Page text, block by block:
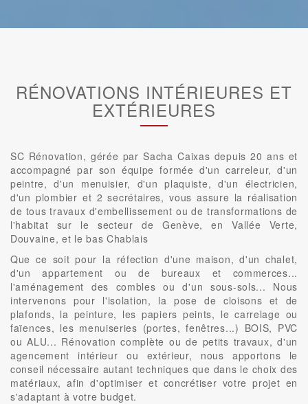
RÉNOVATIONS INTÉRIEURES ET
EXTÉRIEURES
SC Rénovation, gérée par Sacha Caixas depuis 20 ans et
accompagné par son équipe formée d'un carreleur, d'un
peintre, d'un menuisier, d'un plaquiste, d'un électricien,
d'un plombier et 2 secrétaires, vous assure la réalisation
de tous travaux d'embellissement ou de transformations de
l'habitat sur le secteur de Genève, en Vallée Verte,
Douvaine, et le bas Chablais
Que ce soit pour la réfection d'une maison, d'un chalet,
d'un appartement ou de bureaux et commerces...
l'aménagement des combles ou d'un sous-sols... Nous
intervenons pour l'isolation, la pose de cloisons et de
plafonds, la peinture, les papiers peints, le carrelage ou
faïences, les menuiseries (portes, fenêtres...) BOIS, PVC
ou ALU... Rénovation complète ou de petits travaux, d'un
agencement intérieur ou extérieur, nous apportons le
conseil nécessaire autant techniques que dans le choix des
matériaux, afin d'optimiser et concrétiser votre projet en
s'adaptant à votre budget.